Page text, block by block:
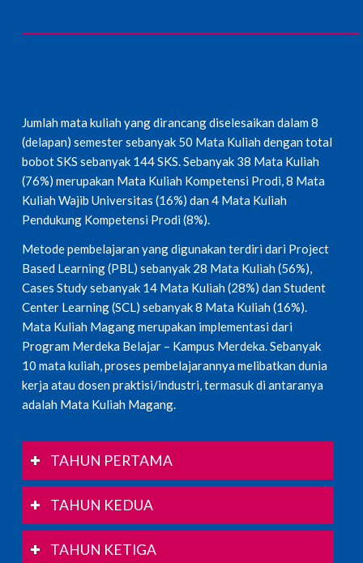
Jumlah mata kuliah yang dirancang diselesaikan dalam 8
(delapan) semester sebanyak 50 Mata Kuliah dengan total
bobot SKS sebanyak 144 SKS. Sebanyak 38 Mata Kuliah
(76%) merupakan Mata Kuliah Kompetensi Prodi, 8 Mata
Kuliah Wajib Universitas (16%) dan 4 Mata Kuliah
Pendukung Kompetensi Prodi (8%).
Metode pembelajaran yang digunakan terdiri dari Project
Based Learning (PBL) sebanyak 28 Mata Kuliah (56%),
Cases Study sebanyak 14 Mata Kuliah (28%) dan Student
Center Learning (SCL) sebanyak 8 Mata Kuliah (16%).
Mata Kuliah Magang merupakan implementasi dari
Program Merdeka Belajar – Kampus Merdeka. Sebanyak
10 mata kuliah, proses pembelajarannya melibatkan dunia
kerja atau dosen praktisi/industri, termasuk di antaranya
adalah Mata Kuliah Magang.
TAHUN PERTAMA
TAHUN KEDUA
TAHUN KETIGA